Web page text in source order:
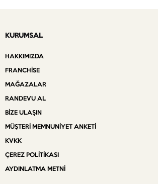
KURUMSAL
HAKKIMIZDA
FRANCHISE
MAĞAZALAR
RANDEVU AL
BIZE ULAŞIN
MÜŞTERI MEMNUNIYET ANKETI
KVKK
ÇEREZ POLITIKASI
AYDINLATMA METNI